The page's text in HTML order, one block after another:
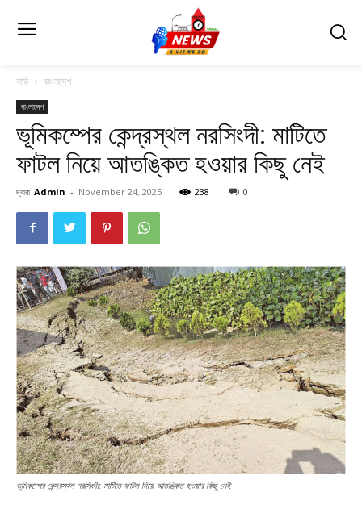
বাড়ি বাংলাদেশ
বাংলাদেশ
ভূমিকম্পের কেন্দ্রস্থল নরসিংদী: মাটিতে
ফাটল নিয়ে আতঙ্কিত হওয়ার কিছু নেই
দ্বারা Admin - November 24, 2025 238 0
ভূমিকম্পের কেন্দ্রস্থল নরসিংদী: মাটিতে ফাটল নিয়ে আতঙ্কিত হওয়ার কিছু নেই